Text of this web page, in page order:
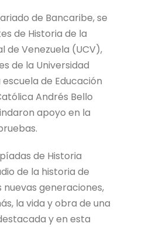
de Bancaribe, se
de Historia de la
de Venezuela (UCV),
de la Universidad
de Educación
Andrés Bello
apoyo en la
de Historia
de la historia de
generaciones,
la vida y obra de una
y en esta